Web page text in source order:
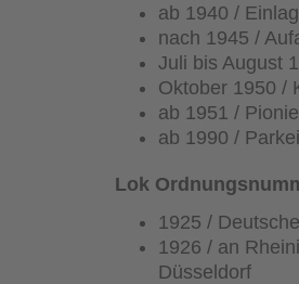
ab 1940 /
nach 1945 /
Juli bis August
Oktober 1950 /
ab 1951 /
ab 1990 /
Lok
1925 /
1926 / an
Düsseldorf